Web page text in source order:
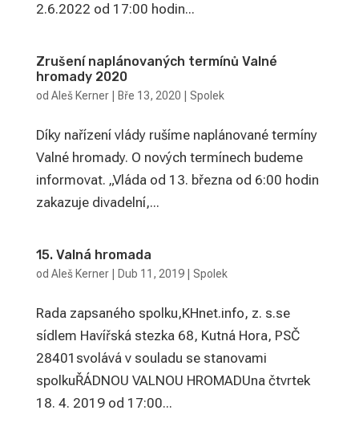
2.6.2022 od 17:00 hodin...
Zrušení naplánovaných termínů Valné
hromady 2020
od Aleš Kerner| Bře 13, 2020 Spolek
Díky nařízení vlády rušíme naplánované termíny
Valné hromady. O nových termínech budeme
informovat. „Vláda od 13. března od 6:00 hodin
zakazuje divadelní,...
15. Valná hromada
od Aleš Kerner| Dub 11, 2019| Spolek
Rada zapsaného spolku,KHnet.info, z. s.se
sídlem Havířská stezka 68, Kutná Hora, PSČ
28401svolává v souladu se stanovami
spolkuŘÁDNOU VALNOU HROMADUna čtvrtek
18. 4. 2019 od 17:00...